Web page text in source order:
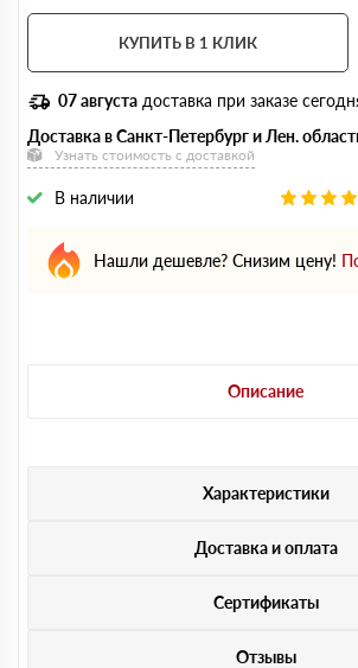
КУПИТЬ В 1 КЛИК
07 августа доставка при заказе
Доставка в Санкт-Петербург и Лен.
Узнать стоимость с доставкой
В наличии
Нашли дешевле? Снизим цену!
Описание
Характеристики
Доставка и оплата
Сертификаты
Отзывы